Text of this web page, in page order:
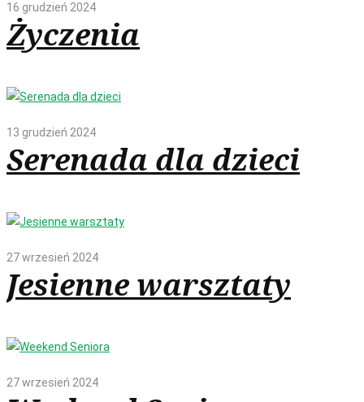
16 grudzień 2024
Życzenia
13 grudzień 2024
Serenada dla dzieci
27 wrzesień 2024
Jesienne warsztaty
27 wrzesień 2024